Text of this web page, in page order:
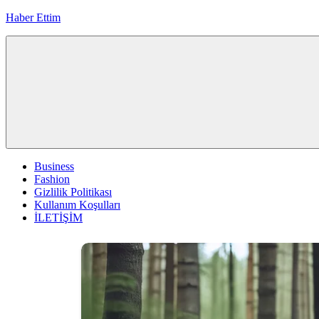
İçeriğe
Haber Ettim
Business
Fashion
Gizlilik Politikası
Kullanım Koşulları
İLETİŞİM